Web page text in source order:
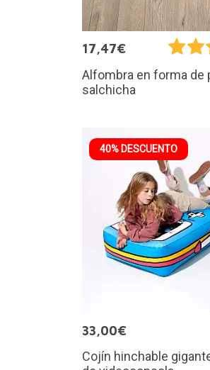
17,47€
Alfombra en forma de
salchicha
40% DESCUENTO
33,00€
Cojín hinchable